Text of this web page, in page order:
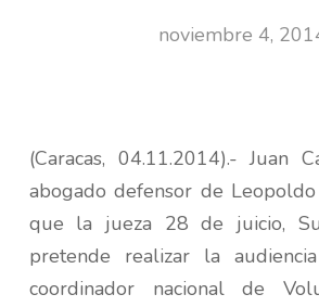
noviembre 4,
(Caracas, 04.11.2014).- Juan
abogado defensor de
que la jueza 28 de juicio,
pretende realizar la
coordinador nacional de